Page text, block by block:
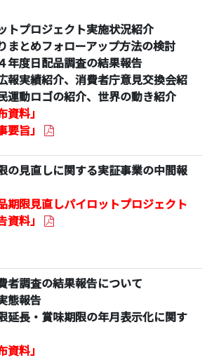
トプロジェクト実施状況紹介
まとめフォローアップ方法の検討
年度日配品調査の結果報告
報実績紹介、消費者庁意見交換会紹
運動ロゴの紹介、世界の動き紹介
資料」
要旨」
の見直しに関する実証事業の中間報
期限見直しパイロットプロジェクト
資料」
者調査の結果報告について
態報告
延長・賞味期限の年月表示化に関す
資料」